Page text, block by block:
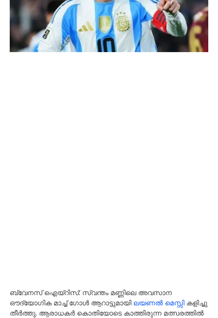
ബ്വേനസ് ഐയ്റിസ്: സ്വന്തം മണ്ണിലെ അവസാന
ഔദ്യോഗിക മാച്ച് ഗോൾ ആറാട്ടുമായി ലയണൽ മെസ്സി കളിച്ചു
തീർത്തു. ആരാധകർ കൊതിയോടെ കാത്തിരുന്ന മത്സരത്തിൽ